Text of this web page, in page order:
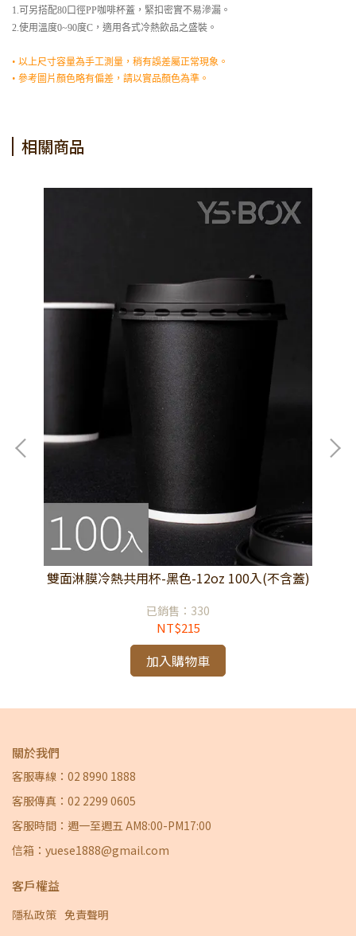
1.可另搭配80口徑PP咖啡杯蓋，緊扣密實不易滲漏。
2.使用溫度0~90度C，適用各式冷熱飲品之盛裝。
• 以上尺寸容量為手工測量，稍有誤差屬正常現象。
• 參考圖片顏色略有偏差，請以實品顏色為準。
相關商品
雙面淋膜冷熱共用杯-黑色-12oz 100入(不含蓋)
已銷售：330
NT$215
加入購物車
關於我們
客服專線：02 8990 1888
客服傳真：02 2299 0605
客服時間：週一至週五 AM8:00-PM17:00
信箱：yuese1888@gmail.com
客戶權益
隱私政策 免責聲明